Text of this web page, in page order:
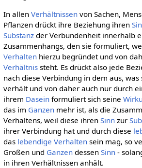
In allen Verhältnissenvon Sachen,
Pflanzen drückt ihre Beziehung ihren
Substanzder Verbundenheit innerhalb
Zusammenhangs, den sie formuliert,
Verhaltenhierzu begründet und von
Verhältnissteht. Es drückt also jede
nach diese Verbindung in dem aus,
verhält und von daher auch nur durch
ihrem Daseinformuliert sich seine
das im Ganzenmehr ist, als die
Verhaltens, weil diese ihren Sinnzur
ihrer Verbindung hat und durch diese
das lebendige Verhaltensein mag, so
Großen und Ganzendessen Sinn-
in ihren Verhältnissen anhält.